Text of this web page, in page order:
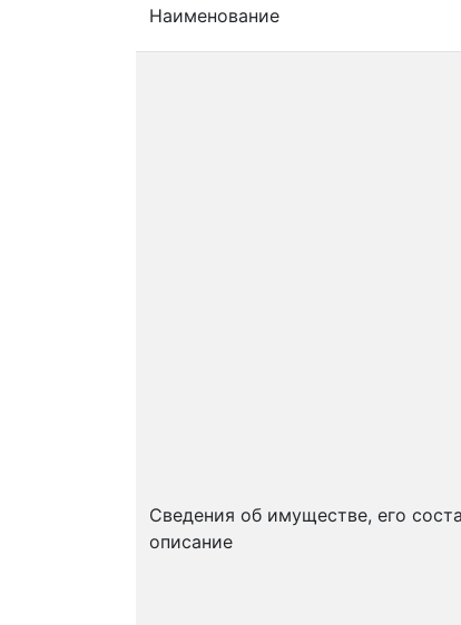
Наименование
Сведения об имуществе, его
описание